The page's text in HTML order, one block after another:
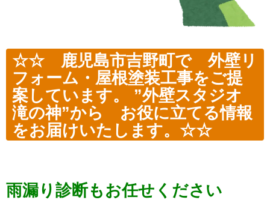
☆☆ 鹿児島市吉野町で 外壁リ
フォーム・屋根塗装工事をご提
案しています。
”外壁スタジオ
滝の神”から お役に立てる情報
をお届けいたします。☆☆
雨漏り診断もお任せください